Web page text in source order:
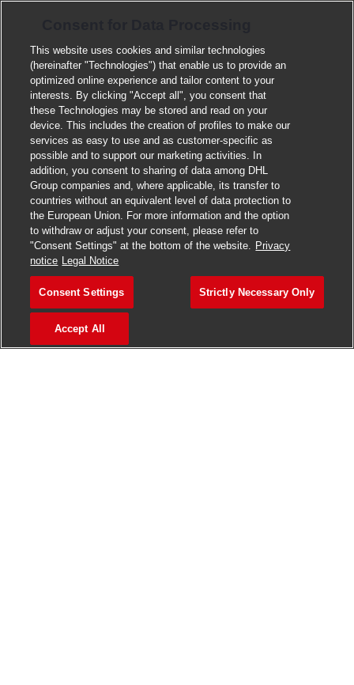
Haven't found what you were looking
for?
Why don't you join the DHL Talent Community? Get in touch
with our recruiters, explore interesting career opportunities,
and nurture your growth.
This website uses cookies and similar technologies
(hereinafter "Technologies") that enable us to provide an
optimized online experience and tailor content to your
interests. By clicking "Accept all", you consent that
these Technologies may be stored and read on your
device. This includes the creation of profiles to make our
services as easy to use and as customer-specific as
possible and to support our marketing activities. In
addition, you consent to sharing of data among DHL
Group companies and, where applicable, its transfer to
countries without an equivalent level of data protection to
the European Union. For more information and the option
to withdraw or adjust your consent, please refer to
"Consent Settings" at the bottom of the website. Privacy
notice Legal Notice
Consent Settings Strictly Necessary Only
Accept All